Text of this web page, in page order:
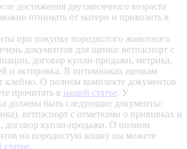
достижения двухмесячного возраста
отнимать от матери и привозить в
при покупке породистого животного
документов для щенка: ветпаспорт с
договор купли-продажи, метрика,
и актировка. В питомниках щенкам
клеймо. О полном комплекте документов
прочитать в нашей статье. У
должны быть следующие документы:
ветпаспорт с отметками о прививках и
договор купли-продажи. О полном
на породистую кошку вы можете
.